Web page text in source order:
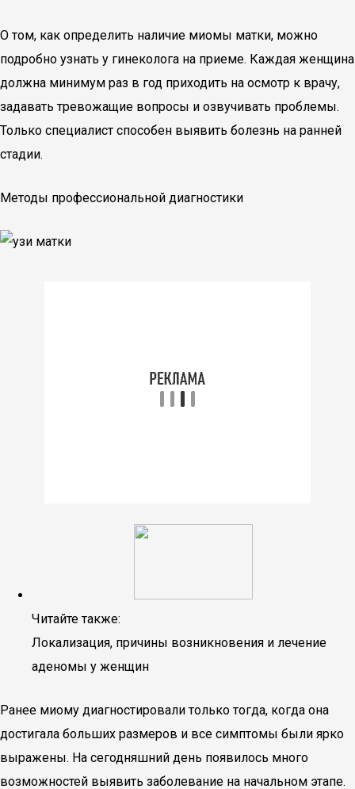
О том, как определить наличие миомы матки, можно
подробно узнать у гинеколога на приеме. Каждая женщина
должна минимум раз в год приходить на осмотр к врачу,
задавать тревожащие вопросы и озвучивать проблемы.
Только специалист способен выявить болезнь на ранней
стадии.
Методы профессиональной диагностики
Читайте также:
Локализация, причины возникновения и лечение
аденомы у женщин
Ранее миому диагностировали только тогда, когда она
достигала больших размеров и все симптомы были ярко
выражены. На сегодняшний день появилось много
возможностей выявить заболевание на начальном этапе.